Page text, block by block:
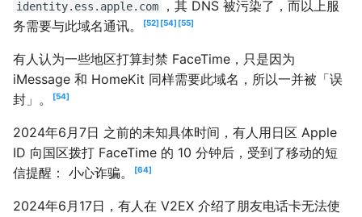
identity.ess.apple.com
，其 DNS 被污染了，而以上服
务需要与此域名通讯。
52 54 55
有人认为一些地区打算封禁 FaceTime，只是因为
iMessage 和 HomeKit 同样需要此域名，所以一并被「误
封」。
54
2024年6月7日 之前的未知具体时间，有人用日区 Apple
ID 向国区拨打 FaceTime 的 10 分钟后，受到了移动的短
信提醒： 小心诈骗。
64
2024年6月17日，有人在 V2EX 介绍了朋友电话卡无法使